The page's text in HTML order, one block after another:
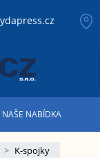
NAŠE NABÍDKA
K-spojky